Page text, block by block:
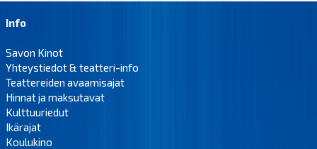
Info
Savon Kinot
Yhteystiedot & teatteri-info
Teattereiden avaamisajat
Hinnat ja maksutavat
Kulttuuriedut
Ikärajat
Koulukino